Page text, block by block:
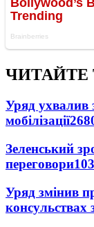
ЧИТАЙТЕ
Уряд ухвалив
мобілізації
Зеленський
переговори
Уряд змінив
консульствах